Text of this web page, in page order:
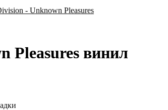
- Unknown Pleasures
Pleasures винил